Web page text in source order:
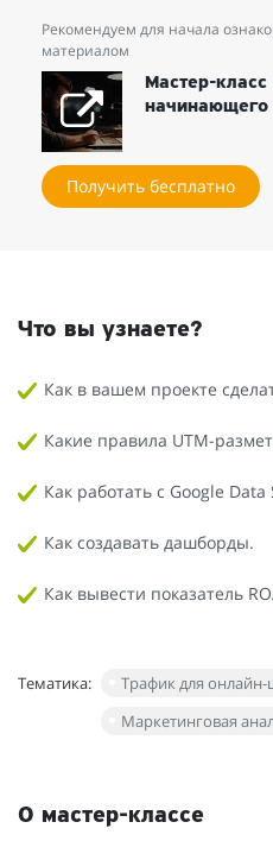
Рекомендуем для начала
материалом
Мастер-
начинающего
Получить бесплатно
Что вы узнаете?
Как в вашем проекте
Какие правила UTM-
Как работать с Google Data
Как создавать дашборды.
Как вывести показатель
Тематика: Трафик для
Маркетинговая
О мастер-классе